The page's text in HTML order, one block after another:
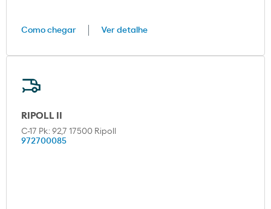
Como chegar Ver detalhe
RIPOLL II
C-17 Pk: 92,7 17500 Ripoll
972700085